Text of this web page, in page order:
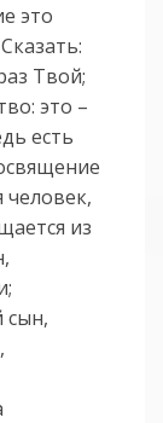
это
Твой;
это –
есть
человек,
из
сын,